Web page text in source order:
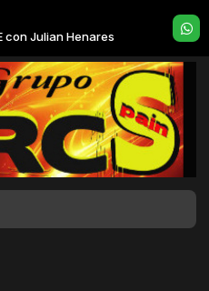
con Julian Henares